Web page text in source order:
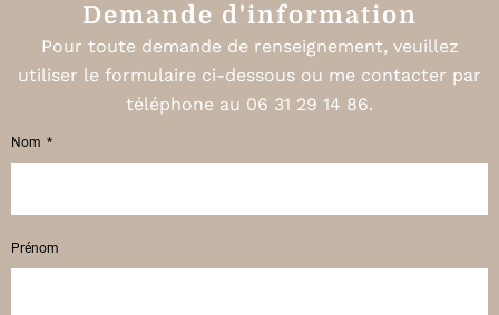
Demande d'information
Pour toute demande de renseignement, veuillez
utiliser le formulaire ci-dessous ou me contacter par
téléphone au 06 31 29 14 86.
Nom
Prénom